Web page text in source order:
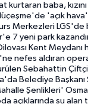
baba, kızını kortlarda
'açık
LGS'de büyük
7 yeni park
Kent Meydanı
aldıran operasyon... Manda ve
Çiftçi'nin eşinden adalet
Başkanı Selami Savaş'a
Şenlikleri'
su alan teknedeki